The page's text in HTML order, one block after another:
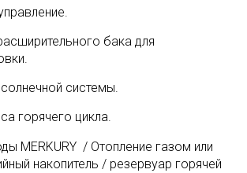
бака для
системы.
горячего цикла.
MERKURY / Отопление газом или
накопитель / резервуар горячей